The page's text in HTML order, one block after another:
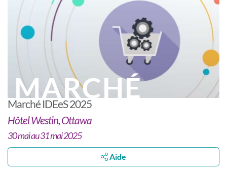
MARCHÉ
Marché IDEeS 2025
Hôtel Westin, Ottawa
30 mai au 31 mai 2025
Aide